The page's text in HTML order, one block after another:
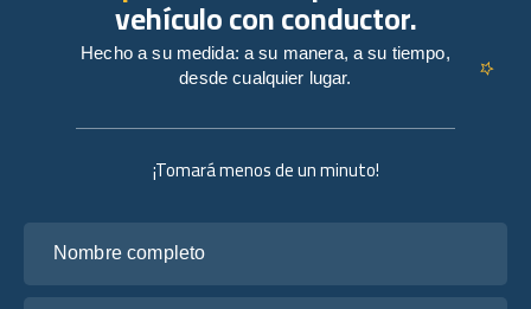
¡Tomará menos de un minuto!
vehículo con conductor.
Hecho a su medida: a su manera, a su tiempo,
desde cualquier lugar.